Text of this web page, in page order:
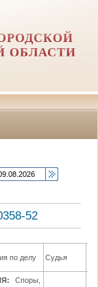
ОБЛАСТИ
52
по делу Судья
Споры,